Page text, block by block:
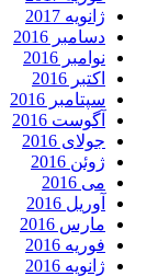
ژانویه 2017
دسامبر 2016
نوامبر 2016
اکتبر 2016
سپتامبر 2016
آگوست 2016
جولای 2016
ژوئن 2016
می 2016
آوریل 2016
مارس 2016
فوریه 2016
ژانویه 2016